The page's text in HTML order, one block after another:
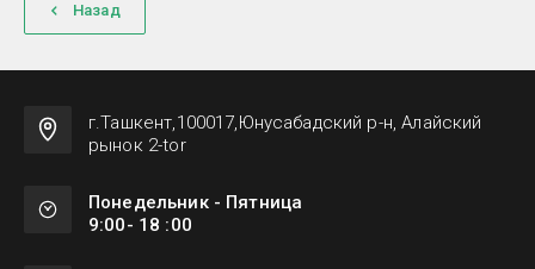
Назад
г.Ташкент,100017,Юнусабадский р-н, Алайский
рынок 2-tor
Понедельник - Пятница
9:00- 18 :00